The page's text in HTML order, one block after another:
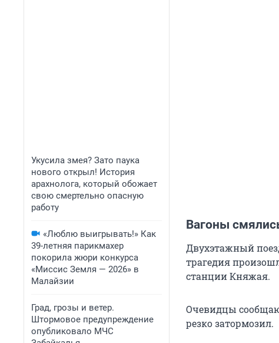
Укусила змея? Зато паука
нового открыл! История
арахнолога, который обожает
свою смертельно опасную
работу
«Люблю выигрывать!» Как
39-летняя парикмахер
покорила жюри конкурса
«Миссис Земля — 2026» в
Малайзии
Град, грозы и ветер.
Штормовое предупреждение
опубликовало МЧС
Вагоны
Двухэтажный
трагедия
станции Княжая.
Очевидцы
резко затормозил.